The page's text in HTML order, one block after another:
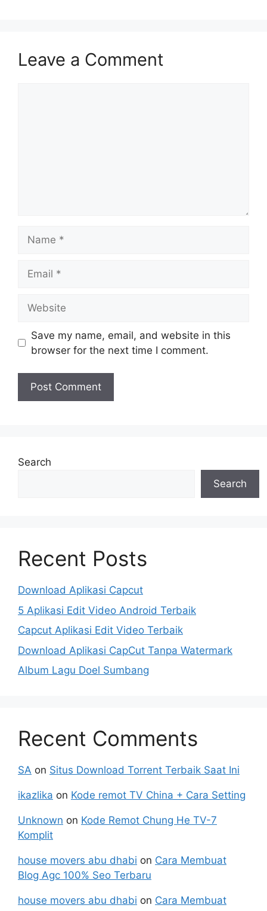
Leave a Comment
Save my name, email, and website in this
browser for the next time I comment.
Search
Search
Recent Posts
Download Aplikasi Capcut
5 Aplikasi Edit Video Android Terbaik
Capcut Aplikasi Edit Video Terbaik
Download Aplikasi CapCut Tanpa Watermark
Album Lagu Doel Sumbang
Recent Comments
SA on Situs Download Torrent Terbaik Saat Ini
ikazlika on Kode remot TV China + Cara Setting
Unknown on Kode Remot Chung He TV-7
Komplit
house movers abu dhabi on Cara Membuat
Blog Agc 100% Seo Terbaru
house movers abu dhabi on Cara Membuat